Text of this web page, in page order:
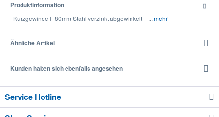
Produktinformation
Kurzgewinde l=80mm Stahl verzinkt abgewinkelt ... mehr
Ähnliche Artikel
Kunden haben sich ebenfalls angesehen
Service Hotline